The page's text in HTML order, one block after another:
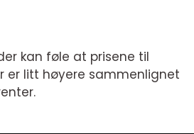
kan føle at prisene til
er litt høyere sammenlignet